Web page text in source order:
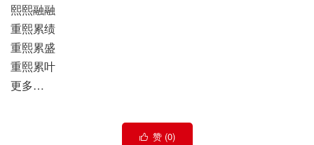
熙熙融融
重熙累绩
重熙累盛
重熙累叶
更多…
 赞 (0)